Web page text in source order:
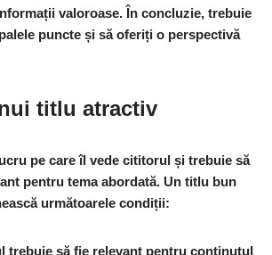
valoroase. În concluzie, trebuie
puncte și să oferiți o perspectivă
titlu atractiv
pe care îl vede cititorul și trebuie să
pentru tema abordată. Un titlu bun
următoarele condiții:
trebuie să fie relevant pentru conținutul